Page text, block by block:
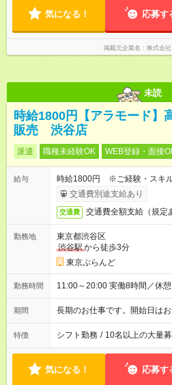
気になる！ 応募す
掲載元企業名 株式会
未読
時給1800円【アラモード】
販売 渋谷店
派遣 職種未経験OK WEB登録・面接
給与
時給1800円 ※ご経験・スキ
交通費別途支給あり
交通費 交通費全額支給（規定
勤務地
東京都渋谷区
渋谷駅から徒歩3分
東京ぶらんど
勤務時間 11:00～20:00 実働8時間／
期間 長期のお仕事です。開始日は
特徴 シフト勤務 / 10名以上の大量
気になる！ 応募す